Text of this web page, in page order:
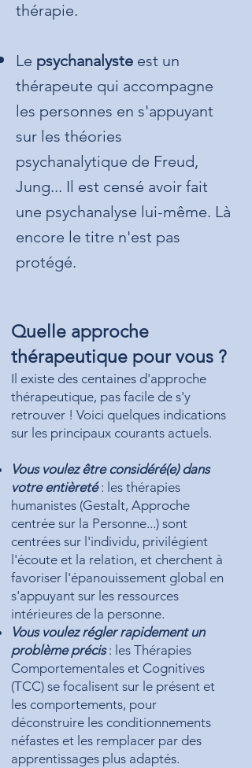
thérapie.
Le psychanalyste est un
thérapeute qui accompagne
les personnes en s'appuyant
sur les théories
psychanalytique de Freud,
Jung... Il est censé avoir fait
une psychanalyse lui-même. Là
encore le titre n'est pas
protégé.
Quelle approche
thérapeutique pour vous ?
Il existe des centaines d'approche
thérapeutique, pas facile de s'y
retrouver ! Voici quelques indications
sur les principaux courants actuels.
Vous voulez être considéré(e) dans
votre entièreté: les thérapies
humanistes (Gestalt, Approche
centrée sur la Personne...) sont
centrées sur l'individu, privilégient
l'écoute et la relation, et cherchent à
favoriser l'épanouissement global en
s'appuyant sur les ressources
intérieures de la personne.
Vous voulez régler rapidement un
problème précis: les Thérapies
Comportementales et Cognitives
(TCC) se focalisent sur le présent et
les comportements, pour
déconstruire les conditionnements
néfastes et les remplacer par des
apprentissages plus adaptés.